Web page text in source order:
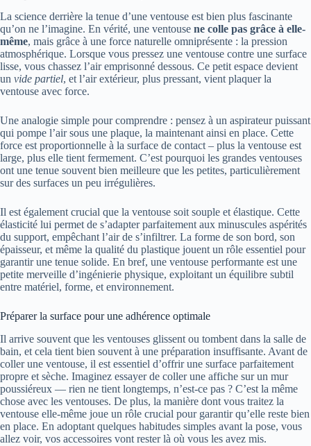
La science derrière la tenue d’une ventouse est bien plus fascinante
qu’on ne l’imagine. En vérité, une ventouse ne colle pas grâce à elle-
même, mais grâce à une force naturelle omniprésente : la pression
atmosphérique. Lorsque vous pressez une ventouse contre une surface
lisse, vous chassez l’air emprisonné dessous. Ce petit espace devient
un vide partiel, et l’air extérieur, plus pressant, vient plaquer la
ventouse avec force.
Une analogie simple pour comprendre : pensez à un aspirateur puissant
qui pompe l’air sous une plaque, la maintenant ainsi en place. Cette
force est proportionnelle à la surface de contact – plus la ventouse est
large, plus elle tient fermement. C’est pourquoi les grandes ventouses
ont une tenue souvent bien meilleure que les petites, particulièrement
sur des surfaces un peu irrégulières.
Il est également crucial que la ventouse soit souple et élastique. Cette
élasticité lui permet de s’adapter parfaitement aux minuscules aspérités
du support, empêchant l’air de s’infiltrer. La forme de son bord, son
épaisseur, et même la qualité du plastique jouent un rôle essentiel pour
garantir une tenue solide. En bref, une ventouse performante est une
petite merveille d’ingénierie physique, exploitant un équilibre subtil
entre matériel, forme, et environnement.
Préparer la surface pour une adhérence optimale
Il arrive souvent que les ventouses glissent ou tombent dans la salle de
bain, et cela tient bien souvent à une préparation insuffisante. Avant de
coller une ventouse, il est essentiel d’offrir une surface parfaitement
propre et sèche. Imaginez essayer de coller une affiche sur un mur
poussiéreux — rien ne tient longtemps, n’est-ce pas ? C’est la même
chose avec les ventouses. De plus, la manière dont vous traitez la
ventouse elle-même joue un rôle crucial pour garantir qu’elle reste bien
en place. En adoptant quelques habitudes simples avant la pose, vous
allez voir, vos accessoires vont rester là où vous les avez mis.